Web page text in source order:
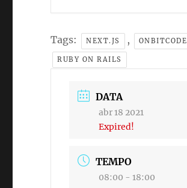
Tags: NEXT.JS , ONBITCODE
RUBY ON RAILS
DATA
abr 18 2021
Expired!
TEMPO
08:00 - 18:00